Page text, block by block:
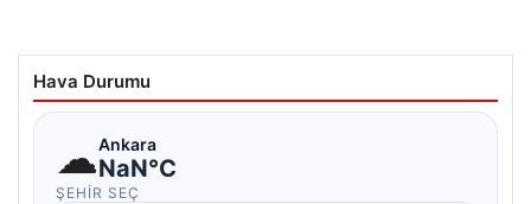
Hava Durumu
☁Ankara
NaN°C
ŞEHIR SEÇ